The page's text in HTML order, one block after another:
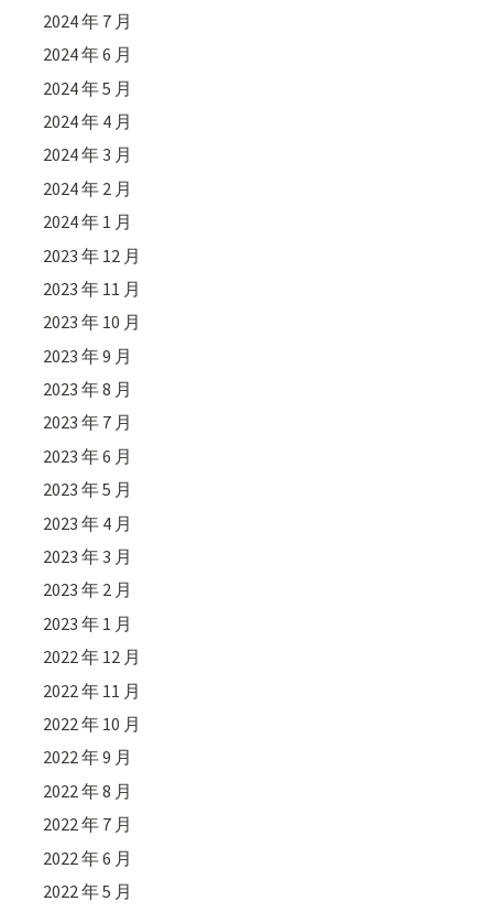
2024 年 7 月
2024 年 6 月
2024 年 5 月
2024 年 4 月
2024 年 3 月
2024 年 2 月
2024 年 1 月
2023 年 12 月
2023 年 11 月
2023 年 10 月
2023 年 9 月
2023 年 8 月
2023 年 7 月
2023 年 6 月
2023 年 5 月
2023 年 4 月
2023 年 3 月
2023 年 2 月
2023 年 1 月
2022 年 12 月
2022 年 11 月
2022 年 10 月
2022 年 9 月
2022 年 8 月
2022 年 7 月
2022 年 6 月
2022 年 5 月